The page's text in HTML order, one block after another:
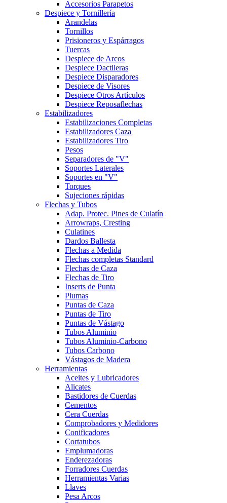
Accesorios Parapetos
Despiece y Tornillería
Arandelas
Tornillos
Prisioneros y Espárragos
Tuercas
Despiece de Arcos
Despiece Dactileras
Despiece Disparadores
Despiece de Visores
Despiece Otros Artículos
Despiece Reposaflechas
Estabilizadores
Estabilizaciones Completas
Estabilizadores Caza
Estabilizadores Tiro
Pesos
Separadores de "V"
Soportes Laterales
Soportes en "V"
Torques
Sujeciones rápidas
Flechas y Tubos
Adap. Protec. Pines de Culatín
Arrowraps, Cresting
Culatines
Dardos Ballesta
Flechas a Medida
Flechas completas Standard
Flechas de Caza
Flechas de Tiro
Inserts de Punta
Plumas
Puntas de Caza
Puntas de Tiro
Puntas de Vástago
Tubos Aluminio
Tubos Aluminio-Carbono
Tubos Carbono
Vástagos de Madera
Herramientas
Aceites y Lubricadores
Alicates
Bastidores de Cuerdas
Cementos
Cera Cuerdas
Comprobadores y Medidores
Conificadores
Cortatubos
Emplumadoras
Enderezadoras
Forradores Cuerdas
Herramientas Varias
Llaves
Pesa Arcos